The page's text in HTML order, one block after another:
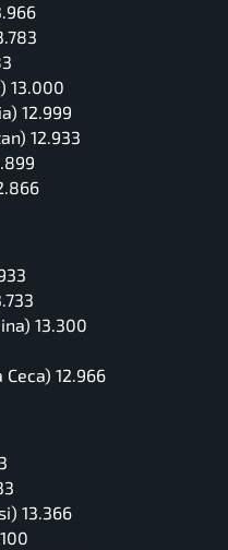
13.000
12.999
12.933
13.300
12.966
13.366